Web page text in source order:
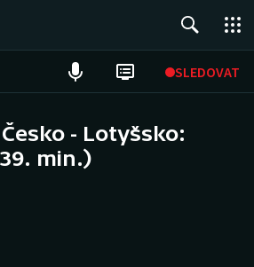
SLEDOVAT
- Lotyšsko:
min.)